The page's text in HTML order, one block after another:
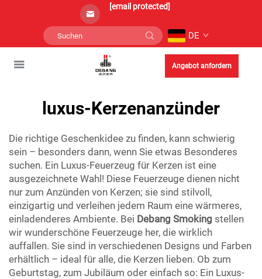
[email protected]
DE
Angebot anfordern
luxus-Kerzenanzünder
Die richtige Geschenkidee zu finden, kann schwierig
sein – besonders dann, wenn Sie etwas Besonderes
suchen. Ein Luxus-Feuerzeug für Kerzen ist eine
ausgezeichnete Wahl! Diese Feuerzeuge dienen nicht
nur zum Anzünden von Kerzen; sie sind stilvoll,
einzigartig und verleihen jedem Raum eine wärmeres,
einladenderes Ambiente. Bei Debang Smoking stellen
wir wunderschöne Feuerzeuge her, die wirklich
auffallen. Sie sind in verschiedenen Designs und Farben
erhältlich – ideal für alle, die Kerzen lieben. Ob zum
Geburtstag, zum Jubiläum oder einfach so: Ein Luxus-